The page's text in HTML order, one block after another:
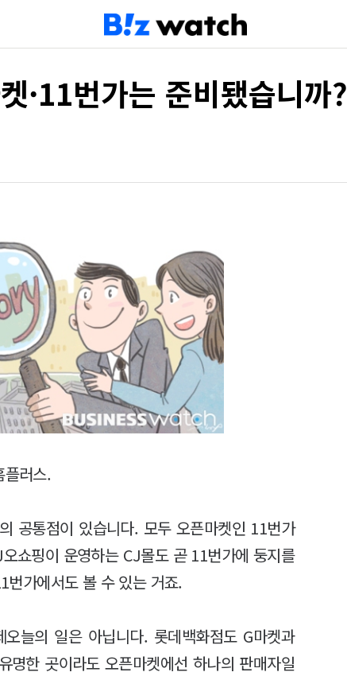
번가는 준비됐습니까?
러스.
공통점이 있습니다. 모두 오픈마켓인 11번가
쇼핑이 운영하는 CJ몰도 곧 11번가에 둥지를
가에서도 볼 수 있는 거죠.
늘의 일은 아닙니다. 롯데백화점도 G마켓과
명한 곳이라도 오픈마켓에선 하나의 판매자일